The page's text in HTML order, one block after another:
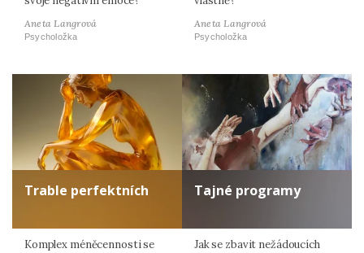
Aneta Langrová
Psycholožka
Aneta Langrová
Psycholožka
Trable perfektních
Komplex méněcennosti se
Tajné programy
Jak se zbavit nežádoucích